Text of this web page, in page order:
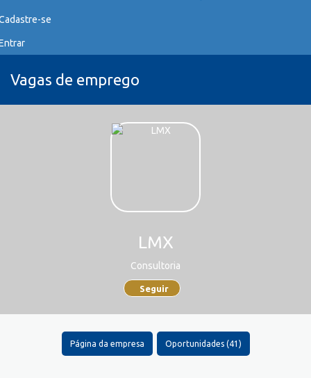
se
Vagas de emprego
LMX
Consultoria
Seguir
Página da empresa Oportunidades (41)